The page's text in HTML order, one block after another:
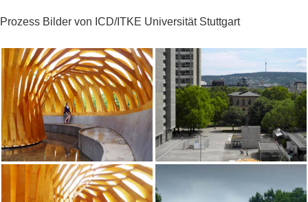
Prozess Bilder von ICD/ITKE Universität Stuttgart